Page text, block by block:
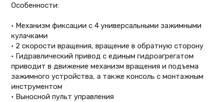
Особенности:
• Механизм фиксации с 4 универсальными зажимными
кулачками
• 2 скорости вращения, вращение в обратную сторону
• Гидравлический привод с единым гидроагрегатом
приводит в движение механизм вращения и подъема
зажимного устройства, а также консоль с монтажным
инструментом
• Выносной пульт управления